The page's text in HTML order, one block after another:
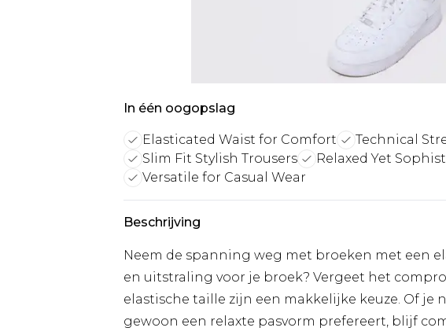
In één oogopslag
Elasticated Waist for Comfort
Technical
Slim Fit Stylish Trousers
Relaxed Yet
Versatile for Casual Wear
Beschrijving
Neem de spanning weg met broeken met een
en uitstraling voor je broek? Vergeet het
elastische taille zijn een makkelijke keuze. Of je
gewoon een relaxte pasvorm prefereert, blijf